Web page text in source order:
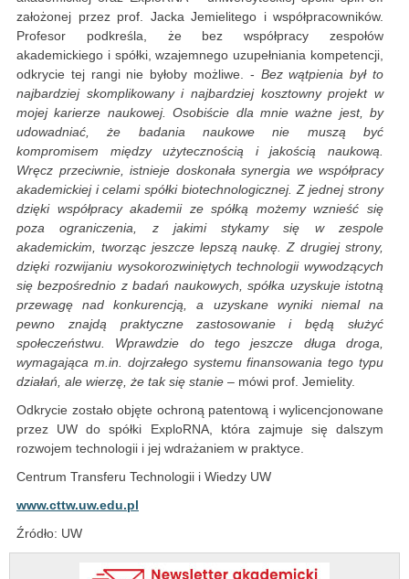
założonej przez prof. Jacka Jemielitego i współpracowników.
Profesor podkreśla, że bez współpracy zespołów
akademickiego i spółki, wzajemnego uzupełniania kompetencji,
odkrycie tej rangi nie byłoby możliwe. - Bez wątpienia był to
najbardziej skomplikowany i najbardziej kosztowny projekt w
mojej karierze naukowej. Osobiście dla mnie ważne jest, by
udowadniać, że badania naukowe nie muszą być
kompromisem między użytecznością i jakością naukową.
Wręcz przeciwnie, istnieje doskonała synergia we współpracy
akademickiej i celami spółki biotechnologicznej. Z jednej strony
dzięki współpracy akademii ze spółką możemy wznieść się
poza ograniczenia, z jakimi stykamy się w zespole
akademickim, tworząc jeszcze lepszą naukę. Z drugiej strony,
dzięki rozwijaniu wysokorozwiniętych technologii wywodzących
się bezpośrednio z badań naukowych, spółka uzyskuje istotną
przewagę nad konkurencją, a uzyskane wyniki niemal na
pewno znajdą praktyczne zastosowanie i będą służyć
społeczeństwu. Wprawdzie do tego jeszcze długa droga,
wymagająca m.in. dojrzałego systemu finansowania tego typu
działań, ale wierzę, że tak się stanie – mówi prof. Jemielity.
Odkrycie zostało objęte ochroną patentową i wylicencjonowane
przez UW do spółki ExploRNA, która zajmuje się dalszym
rozwojem technologii i jej wdrażaniem w praktyce.
Centrum Transferu Technologii i Wiedzy UW
www.cttw.uw.edu.pl
Źródło: UW